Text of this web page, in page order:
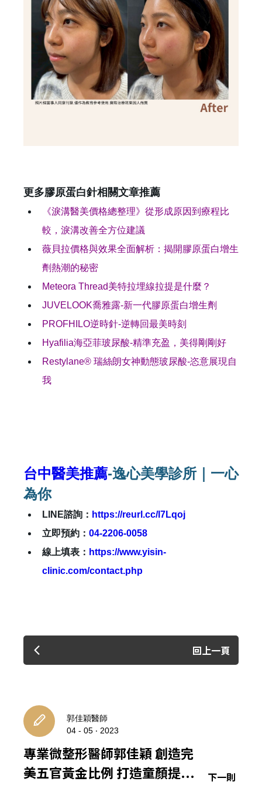
更多膠原蛋白針相關文章推薦
《淚溝醫美價格總整理》從形成原因到療程比
較，淚溝改善全方位建議
薇貝拉價格與效果全面解析：揭開膠原蛋白增生
劑熱潮的秘密
Meteora Thread美特拉埋線拉提是什麼？
JUVELOOK喬雅露-新一代膠原蛋白增生劑
PROFHILO逆時針-逆轉回最美時刻
Hyafilia海亞菲玻尿酸-精準充盈，美得剛剛好
Restylane® 瑞絲朗女神動態玻尿酸-恣意展現自
我
台中醫美推薦-逸心美學診所｜一心
為你
LINE諮詢： https://reurl.cc/l7Lqoj
立即預約： 04-2206-0058
線上填表： https://www.yisin-
clinic.com/contact.php
回上一頁
郭佳穎醫師
04 - 05 ‧ 2023
專業微整形醫師郭佳穎 創造完
美五官黃金比例 打造童顏提...
下一則